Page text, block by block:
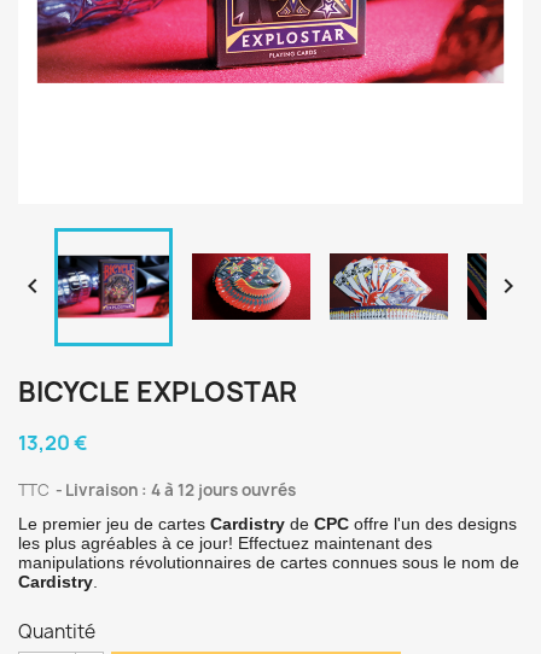
 
BICYCLE EXPLOSTAR
13,20 €
TTC Livraison : 4 à 12 jours ouvrés
Le premier jeu de cartes Cardistry de CPC offre l'un des designs
les plus agréables à ce jour! Effectuez maintenant des
manipulations révolutionnaires de cartes connues sous le nom de
Cardistry
Quantité